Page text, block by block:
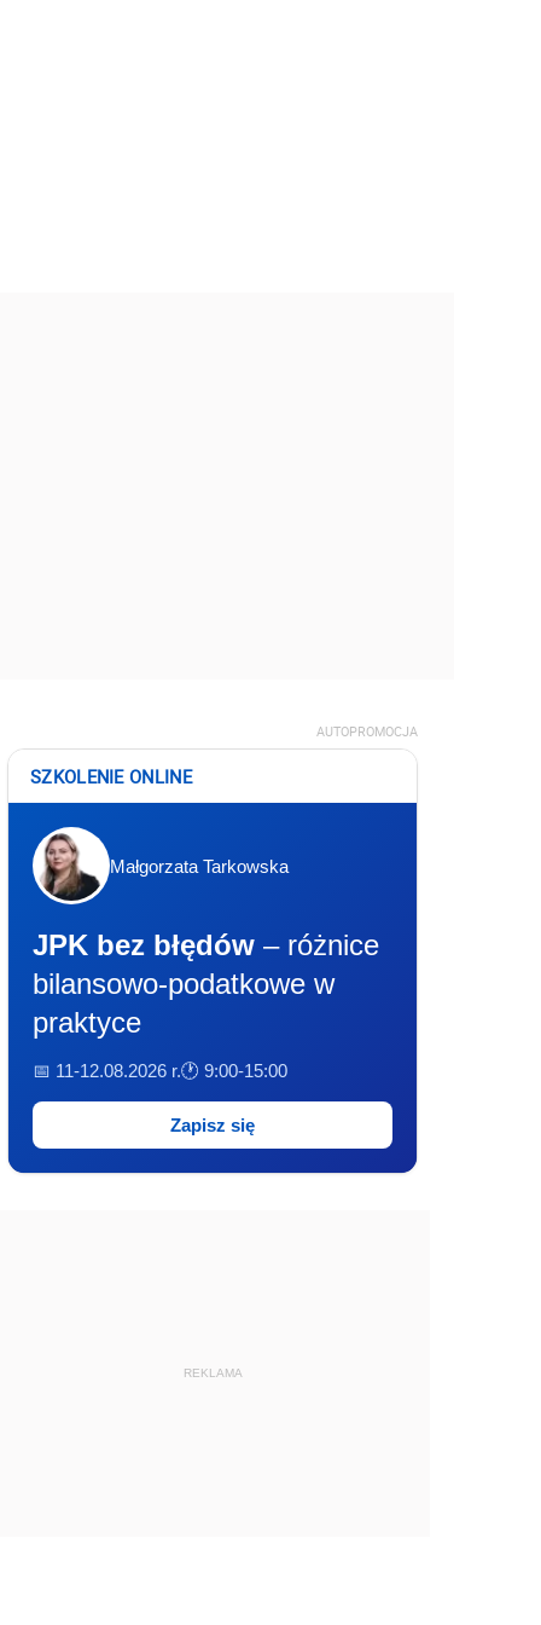
AUTOPROMOCJA
SZKOLENIE ONLINE
Małgorzata Tarkowska
JPK bez błędów – różnice
bilansowo-podatkowe w
praktyce
📅 11-12.08.2026 r.🕐 9:00-15:00
Zapisz się
REKLAMA